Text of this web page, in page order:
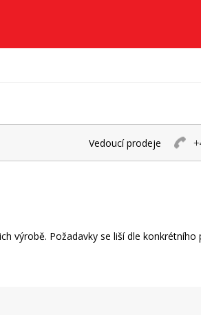
Vedoucí prodeje
výrobě. Požadavky se liší dle